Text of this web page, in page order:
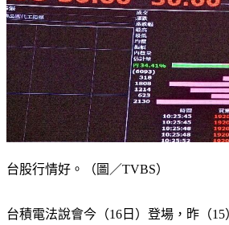
台股行情好。（圖／TVBS）
台積電法說會今（16日）登場，昨（